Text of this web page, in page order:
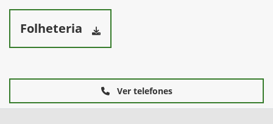
Folheteria
Ver telefones